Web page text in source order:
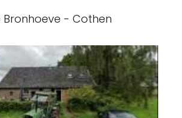
Bronhoeve - Cothen